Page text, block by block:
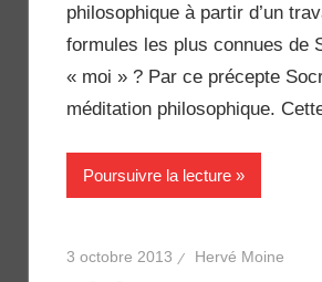
philosophique à partir d’un
formules les plus connues de
« moi » ? Par ce précepte
méditation philosophique.
Poursuivre la lecture
3 octobre 2013 Hervé Moine